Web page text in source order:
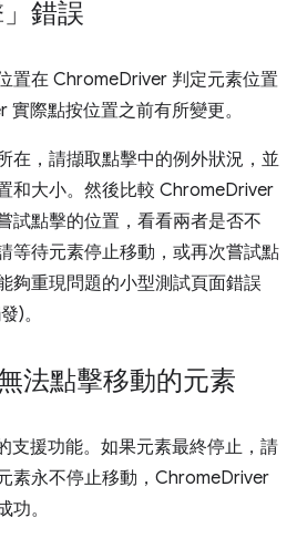
」錯誤
置在 ChromeDriver 判定元素位置
際點按位置之前有所變更。
在，請擷取點擊中的例外狀況，並
和大小。然後比較 ChromeDriver
試點擊的位置，看看兩者是否不
等待元素停止移動，或再次嘗試點
夠重現問題的小型測試頁面錯誤
)。
法點擊移動的元素
支援功能。如果元素最終停止，請
素永不停止移動，ChromeDriver
。